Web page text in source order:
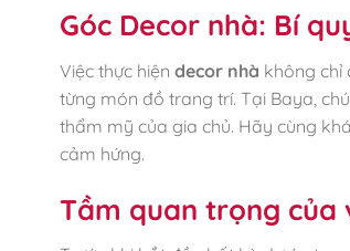
Góc Decor nhà: Bí
Việc thực hiện decor nhà không chỉ
từng món đồ trang trí. Tại Baya,
thẩm mỹ của gia chủ. Hãy cùng
cảm hứng.
Tầm quan trọng của